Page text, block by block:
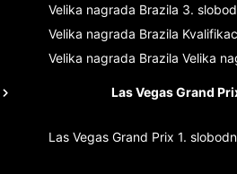
Velika nagrada Brazila 3.
Velika nagrada Brazila
Velika nagrada Brazila Velika
Las Vegas Grand
Las Vegas Grand Prix 1.